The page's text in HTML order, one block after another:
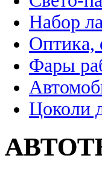
Набор
Оптика,
Фары
Цоколи